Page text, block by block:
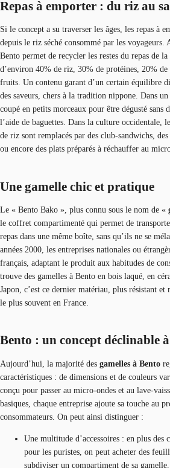
Repas à emporter : du riz au
Si le concept a su traverser les âges, les repas à
depuis le riz séché consommé par les voyageurs.
Bento permet de recycler les restes du repas de
d’environ 40% de riz, 30% de protéines, 20%
fruits. Un contenu garant d’un certain équilibre
des saveurs, chers à la tradition nippone. Dans
coupé en petits morceaux pour être dégusté
l’aide de baguettes. Dans la culture occidentale,
de riz sont remplacés par des club-sandwichs,
ou encore des plats préparés à réchauffer au
Une gamelle chic et pratique
Le « Bento Bako », plus connu sous le nom de «
le coffret compartimenté qui permet de
repas dans une même boîte, sans qu’ils ne se
années 2000, les entreprises nationales ou
français, adaptant le produit aux habitudes de
trouve des gamelles à Bento en bois laqué, en
Japon, c’est ce dernier matériau, plus résistant et
le plus souvent en France.
Bento : un concept déclinable
Aujourd’hui, la majorité des gamelles à Bento
caractéristiques : de dimensions et de couleurs
conçu pour passer au micro-ondes et au lave-
basiques, chaque entreprise ajoute sa touche au
consommateurs. On peut ainsi distinguer :
Une multitude d’accessoires : en plus des
pour les puristes, on peut acheter des
subdiviser un compartiment de sa